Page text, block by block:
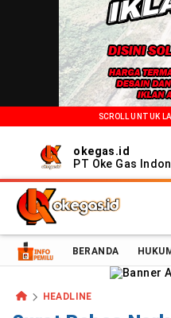
SCROLL UNTUK
okegas.id
PT Oke Gas
Oke Gas Indonesia | Energi
BERANDA
HEADLINE